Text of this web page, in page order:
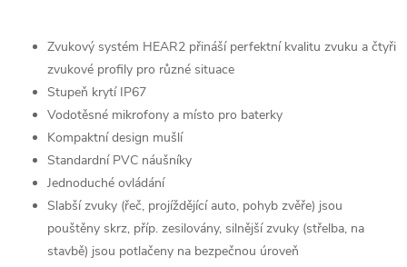
Zvukový systém HEAR2 přináší perfektní kvalitu zvuku a čtyři
zvukové profily pro různé situace
Stupeň krytí IP67
Vodotěsné mikrofony a místo pro baterky
Kompaktní design mušlí
Standardní PVC náušníky
Jednoduché ovládání
Slabší zvuky (řeč, projíždějící auto, pohyb zvěře) jsou
pouštěny skrz, příp. zesilovány, silnější zvuky (střelba, na
stavbě) jsou potlačeny na bezpečnou úroveň